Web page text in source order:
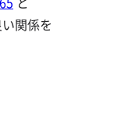
関係を